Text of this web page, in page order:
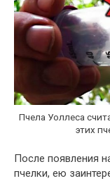
Пчела Уоллеса
этих
После появления
пчелки, ею